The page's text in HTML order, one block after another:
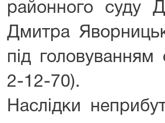
районного суду
Дмитра
під
2-12-70).
Наслідки